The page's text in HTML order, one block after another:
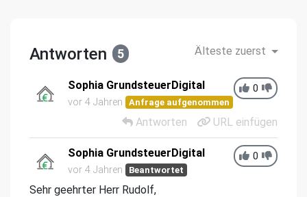
Antworten 5 Älteste zuerst
0
Sophia GrundsteuerDigital
vor 4 Jahren Anfrage aufgenommen
Antworten URL einfügen
0
Sophia GrundsteuerDigital
vor 4 Jahren Beantwortet
Sehr geehrter Herr Rudolf,